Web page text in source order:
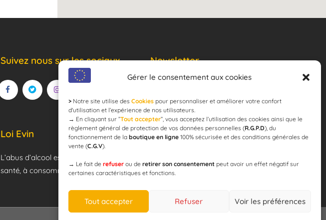
Gérer le consentement aux cookies
> Notre site utilise des Cookies pour personnaliser et améliorer votre confort
d'utilisation et l’expérience de nos utilisateurs.
→ En cliquant sur ”Tout accepter”, vous acceptez l’utilisation des cookies ainsi que le
règlement général de protection de vos données personnelles (R.G.P.D), du
fonctionnement de la boutique en ligne 100% sécurisée et des conditions générales de
vente (C.G.V).
→ Le fait de refuser ou de retirer son consentement peut avoir un effet négatif sur
certaines caractéristiques et fonctions.
Tout accepter Refuser Voir les préférences
Suivez nous sur les sociaux
Loi Evin
L’abus d’alcool est dangereux pour la
santé, à consommer avec modération !
Newsletter
email JE M'ABONNE